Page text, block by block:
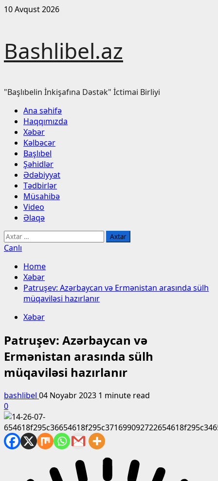
Skip
10 Avqust 2026
Bashlibel.az
"Başlıbelin İnkişafına Dəstək" İctimai Birliyi
Primary
Menu
Ana səhifə
Haqqımızda
Xəbər
Kəlbəcər
Başlıbel
Şəhidlər
Ədəbiyyat
Tədbirlər
Müsahibə
Video
Əlaqə
Axtarış:
Canlı
Home
Xəbər
Patruşev: Azərbaycan və Ermənistan arasında sülh
müqaviləsi hazırlanır
Xəbər
Patruşev: Azərbaycan və
Ermənistan arasında sülh
müqaviləsi hazırlanır
bashlibel 04 Noyabr 2023 1 minute read
0